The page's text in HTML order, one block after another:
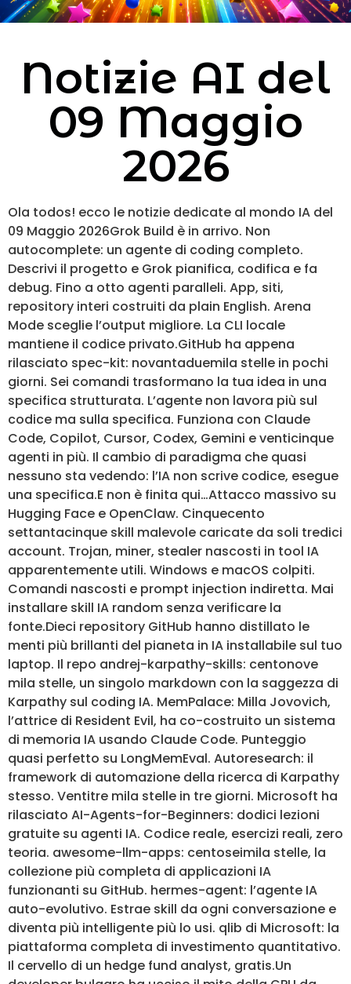
Notizie AI del
09 Maggio
2026
Ola todos! ecco le notizie dedicate al mondo IA del
09 Maggio 2026Grok Build è in arrivo. Non
autocomplete: un agente di coding completo.
Descrivi il progetto e Grok pianifica, codifica e fa
debug. Fino a otto agenti paralleli. App, siti,
repository interi costruiti da plain English. Arena
Mode sceglie l’output migliore. La CLI locale
mantiene il codice privato.GitHub ha appena
rilasciato spec-kit: novantaduemila stelle in pochi
giorni. Sei comandi trasformano la tua idea in una
specifica strutturata. L’agente non lavora più sul
codice ma sulla specifica. Funziona con Claude
Code, Copilot, Cursor, Codex, Gemini e venticinque
agenti in più. Il cambio di paradigma che quasi
nessuno sta vedendo: l’IA non scrive codice, esegue
una specifica.E non è finita qui…Attacco massivo su
Hugging Face e OpenClaw. Cinquecento
settantacinque skill malevole caricate da soli tredici
account. Trojan, miner, stealer nascosti in tool IA
apparentemente utili. Windows e macOS colpiti.
Comandi nascosti e prompt injection indiretta. Mai
installare skill IA random senza verificare la
fonte.Dieci repository GitHub hanno distillato le
menti più brillanti del pianeta in IA installabile sul tuo
laptop. Il repo andrej-karpathy-skills: centonove
mila stelle, un singolo markdown con la saggezza di
Karpathy sul coding IA. MemPalace: Milla Jovovich,
l’attrice di Resident Evil, ha co-costruito un sistema
di memoria IA usando Claude Code. Punteggio
quasi perfetto su LongMemEval. Autoresearch: il
framework di automazione della ricerca di Karpathy
stesso. Ventitre mila stelle in tre giorni. Microsoft ha
rilasciato AI-Agents-for-Beginners: dodici lezioni
gratuite su agenti IA. Codice reale, esercizi reali, zero
teoria. awesome-llm-apps: centoseimila stelle, la
collezione più completa di applicazioni IA
funzionanti su GitHub. hermes-agent: l’agente IA
auto-evolutivo. Estrae skill da ogni conversazione e
diventa più intelligente più lo usi. qlib di Microsoft: la
piattaforma completa di investimento quantitativo.
Il cervello di un hedge fund analyst, gratis.Un